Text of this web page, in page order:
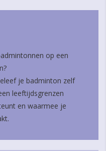
op een
je badminton zelf
leeftijdsgrenzen
en waarmee je